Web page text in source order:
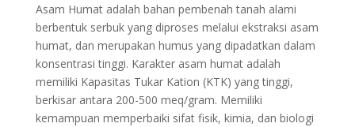
Asam Humat adalah bahan pembenah tanah alami
berbentuk serbuk yang diproses melalui ekstraksi asam
humat, dan merupakan humus yang dipadatkan dalam
konsentrasi tinggi. Karakter asam humat adalah
memiliki Kapasitas Tukar Kation (KTK) yang tinggi,
berkisar antara 200-500 meq/gram. Memiliki
kemampuan memperbaiki sifat fisik, kimia, dan biologi